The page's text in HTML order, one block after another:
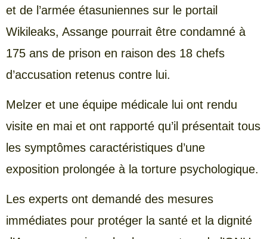
et de l’armée étasuniennes sur le portail
Wikileaks, Assange pourrait être condamné à
175 ans de prison en raison des 18 chefs
d’accusation retenus contre lui.
Melzer et une équipe médicale lui ont rendu
visite en mai et ont rapporté qu’il présentait tous
les symptômes caractéristiques d’une
exposition prolongée à la torture psychologique.
Les experts ont demandé des mesures
immédiates pour protéger la santé et la dignité